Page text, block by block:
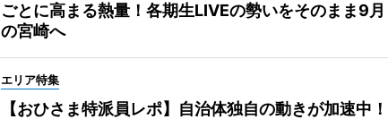
ごとに高まる熱量！各期生LIVEの勢いをそのまま9月
の宮崎へ
エリア特集
【おひさま特派員レポ】自治体独自の動きが加速中！